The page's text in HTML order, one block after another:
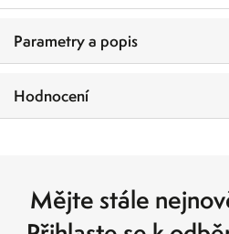
Parametry a popis
Hodnocení
Mějte stále